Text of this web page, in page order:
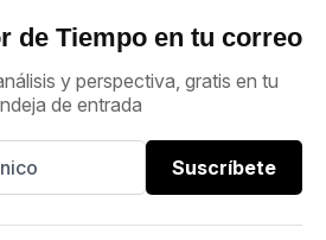
de Tiempo en tu correo
y perspectiva, gratis en tu
de entrada
Suscríbete